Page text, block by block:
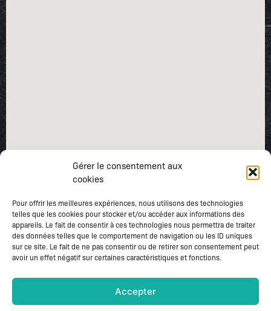
Gérer le consentement aux
cookies
Pour offrir les meilleures expériences, nous utilisons des technologies
telles que les cookies pour stocker et/ou accéder aux informations des
appareils. Le fait de consentir à ces technologies nous permettra de traiter
des données telles que le comportement de navigation ou les ID uniques
sur ce site. Le fait de ne pas consentir ou de retirer son consentement peut
avoir un effet négatif sur certaines caractéristiques et fonctions.
Accepter
Mentions légales–Gestion des cookies